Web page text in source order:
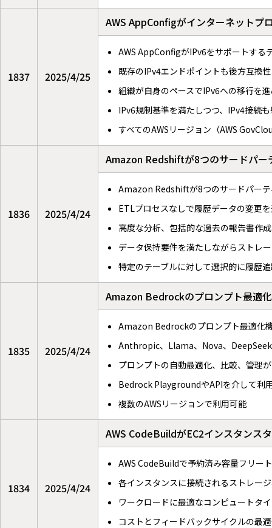
1837 2025/4/25
AWS AppConfigがインターネットプ
AWS AppConfigがIPv6をサポートする
既存のIPv4エンドポイントも後方互換
組織が自身のペースでIPv6への移行を
IPv6規制基準を満たしつつ、IPv4接続
すべてのAWSリージョン（AWS
1836 2025/4/24
Amazon Redshiftが8つのサードパー
Amazon Redshiftが8つのサードパーテ
ETLプロセスなしで履歴データの変更
高度な分析、包括的な過去の報告書作
データ保持要件を満たしながらストレ
特定のテーブルに対して選択的に履歴
1835 2025/4/24
Amazon Bedrockのプロンプト最適
Amazon Bedrockのプロンプト最適化
Anthropic、Llama、Nova、
プロンプトの自動最適化、比較、管理
Bedrock PlaygroundやAPIを介して利
複数のAWSリージョンで利用可能
1834 2025/4/24
AWS CodeBuildがEC2インスタンス
AWS CodeBuildで予約済み容量フリー
各インスタンスに接続されるストレー
ワークロードに最適なコンピュートタ
コストとフィードバックサイクルの最